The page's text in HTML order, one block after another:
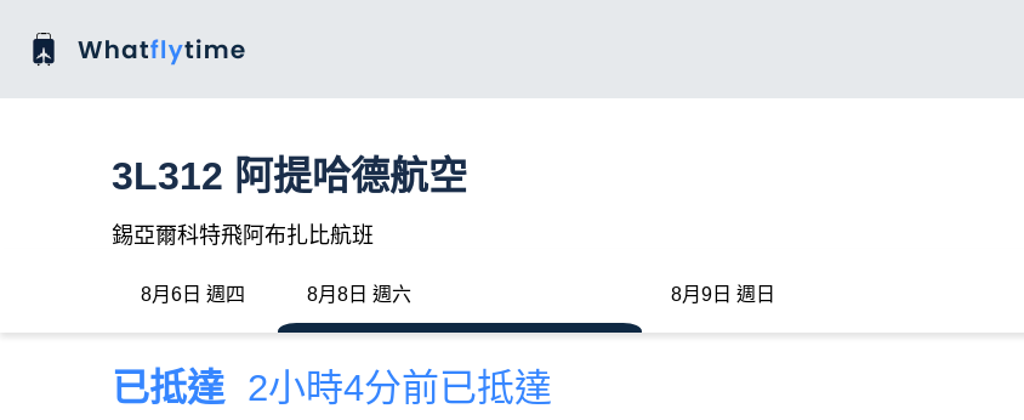
3L312 阿提哈德航空
錫亞爾科特飛阿布扎比航班
8月6日 週四 8月8日 週六 8月9日 週日
已抵達 2小時4分前已抵達